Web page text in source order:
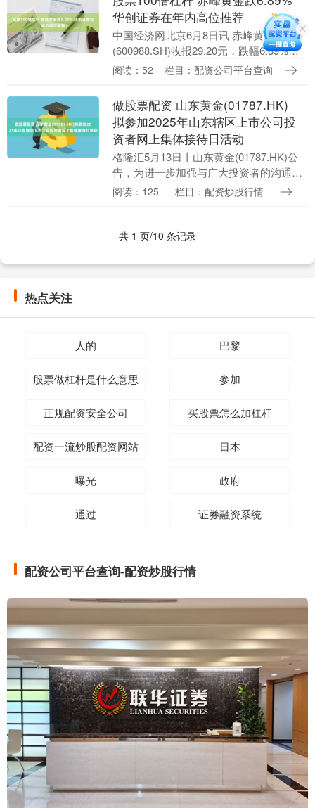
华创证券在年内高位推荐
中国经济网北京6月8日讯 赤峰黄金
(600988.SH)收报29.20元，跌幅6.89%。
赤峰黄金4月8日达到年内第二高点47.49
阅读：52 栏目：配资公司平台查询
做股票配资 山东黄金(01787.HK)
拟参加2025年山东辖区上市公司投
资者网上集体接待日活动
格隆汇5月13日丨山东黄金(01787.HK)公
告，为进一步加强与广大投资者的沟通交
流，山东黄金矿业股份有限公司(以下简称
阅读：125 栏目：配资炒股行情
共 1 页/10 条记录
热点关注
人的 巴黎
股票做杠杆是什么意思 参加
正规配资安全公司 买股票怎么加杠杆
配资一流炒股配资网站 日本
曝光 政府
通过 证券融资系统
配资公司平台查询-配资炒股行情